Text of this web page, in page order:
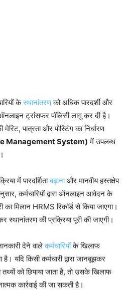
केस्थानांतरणको अधिक पारदर्शी और
ट्रांसफर पॉलिसी लागू कर दी है।
पात्रता और पोस्टिंग का निर्धारण
Management System) में उपलब्ध
में पारदर्शिताबढ़ानाऔर मानवीय हस्तक्षेप
कर्मचारियों द्वारा ऑनलाइन आवेदन के
का मिलान HRMS रिकॉर्ड से किया जाएगा।
स्थानांतरण की प्रक्रिया पूरी की जाएगी।
देने वालेकर्मचारियोंके खिलाफ
है। यदि किसी कर्मचारी द्वारा जानबूझकर
तथ्यों को छिपाया जाता है, तो उसके खिलाफ
कार्रवाई की जा सकती है।